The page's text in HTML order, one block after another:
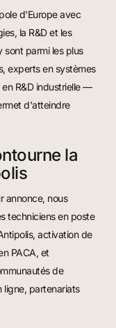
d'Europe avec
la R&D et les
sont parmi les plus
experts en systèmes
R&D industrielle —
d'atteindre
la
annonce, nous
techniciens en poste
activation de
PACA, et
de
ligne, partenariats